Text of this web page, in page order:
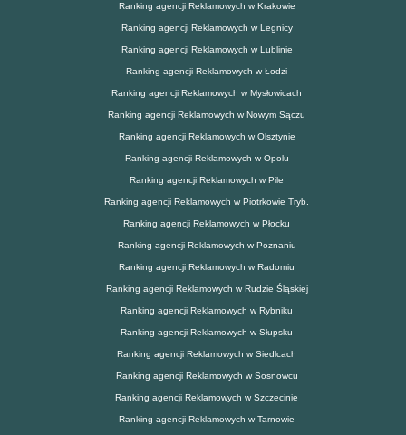
Ranking agencji Reklamowych w Krakowie
Ranking agencji Reklamowych w Legnicy
Ranking agencji Reklamowych w Lublinie
Ranking agencji Reklamowych w Łodzi
Ranking agencji Reklamowych w Mysłowicach
Ranking agencji Reklamowych w Nowym Sączu
Ranking agencji Reklamowych w Olsztynie
Ranking agencji Reklamowych w Opolu
Ranking agencji Reklamowych w Pile
Ranking agencji Reklamowych w Piotrkowie Tryb.
Ranking agencji Reklamowych w Płocku
Ranking agencji Reklamowych w Poznaniu
Ranking agencji Reklamowych w Radomiu
Ranking agencji Reklamowych w Rudzie Śląskiej
Ranking agencji Reklamowych w Rybniku
Ranking agencji Reklamowych w Słupsku
Ranking agencji Reklamowych w Siedlcach
Ranking agencji Reklamowych w Sosnowcu
Ranking agencji Reklamowych w Szczecinie
Ranking agencji Reklamowych w Tarnowie